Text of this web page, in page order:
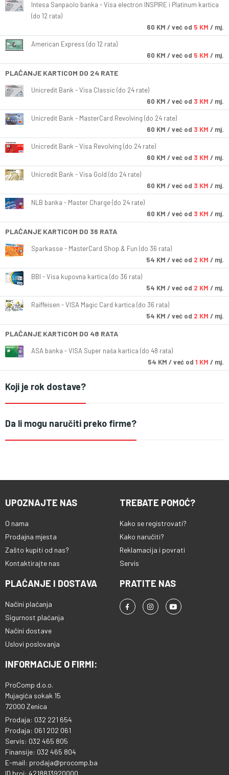
Intesa Sanpaolo banka - Visa electron INSPIRE i Platinum kartica
(do 12 rata)
60 KM / već od 5 KM / mj.
American Express (do 12 rata)
60 KM / već od 5 KM / mj.
PLAĆANJE KARTICOM DO 24 RATE
Unicredit Bank - Visa Classic (do 24 rate)
60 KM / već od 3 KM / mj.
Unicredit Bank - MasterCard Revolving (do 24 rate)
60 KM / već od 3 KM / mj.
Unicredit Bank - Visa Revolving (do 24 rate)
60 KM / već od 3 KM / mj.
Unicredit Bank - Visa Gold (do 24 rate)
60 KM / već od 3 KM / mj.
NLB banka - Master Charge (do 24 rate)
60 KM / već od 3 KM / mj.
PLAĆANJE KARTICOM DO 36 RATA
Sparkasse - MasterCard Shop & Fun (do 36 rata)
54 KM / već od 2 KM / mj.
BBI - Visa kupovna kartica (do 36 rata)
54 KM / već od 2 KM / mj.
Raiffeisen - VISA Magic Card kartica (do 36 rata)
54 KM / već od 2 KM / mj.
PLAĆANJE KARTICOM DO 48 RATA
ASA banka - VISA Super naša kartica (do 48 rata)
54 KM / već od 1 KM / mj.
Koji je rok dostave?
Da li mogu naručiti preko firme?
UPOZNAJTE NAS
O nama
Prodajna mjesta
Zašto kupiti od nas?
Kontaktirajte nas
TREBATE POMOĆ?
Kako se registrovati?
Kako naručiti?
Reklamacija i povrati
Servis
PLAĆANJE I DOSTAVA
Načini plaćanja
Sigurnost plaćanja
Načini dostave
Uslovi poslovanja
PRATITE NAS
INFORMACIJE O FIRMI:
ProComp d.o.o.
Mujagića sokak 15
72000 Zenica
Prodaja: 032 221 654
Prodaja: 061 202 061
Servis: 032 465 805
Finansije: 032 465 804
E-mail: prodaja@procomp.ba